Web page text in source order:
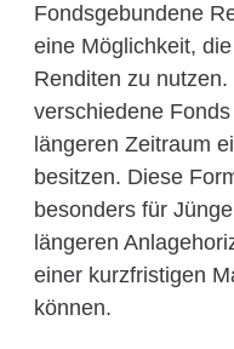
Fondsgebundene
eine Möglichkeit,
Renditen zu
verschiedene
längeren Zeitraum
besitzen. Diese
besonders für
längeren
einer kurzfristigen
können.